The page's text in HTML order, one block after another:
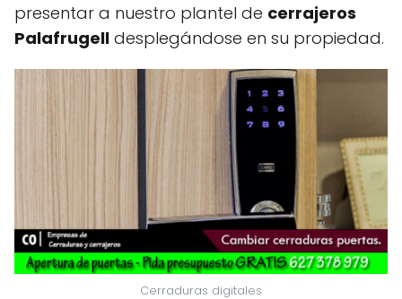
presentar a nuestro plantel de cerrajeros
Palafrugell desplegándose en su propiedad.
Cerraduras digitales